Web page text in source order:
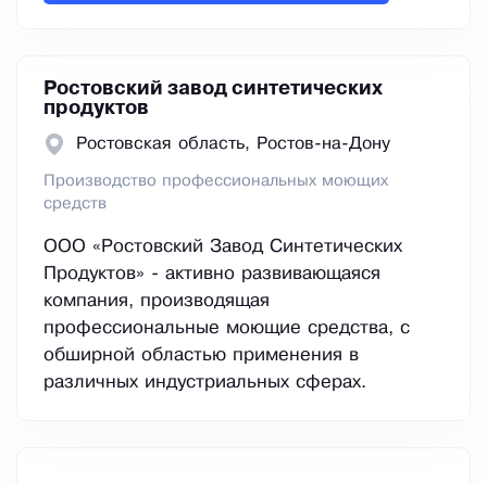
Ростовский завод синтетических
продуктов
Ростовская область, Ростов-на-Дону
Производство профессиональных моющих
средств
ООО «Ростовский Завод Синтетических
Продуктов» - активно развивающаяся
компания, производящая
профессиональные моющие средства, с
обширной областью применения в
различных индустриальных сферах.